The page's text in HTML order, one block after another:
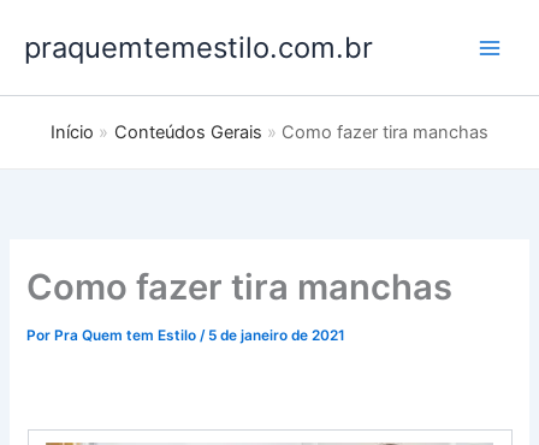
para
conteúdo
praquemtemestilo.com.br
Início Conteúdos Gerais Como fazer tira manchas
Como fazer tira manchas
Por Pra Quem tem Estilo/ 5 de janeiro de 2021